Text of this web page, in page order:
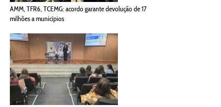
AMM, TFR6, TCEMG: acordo garante devolução de 17
milhões a municípios